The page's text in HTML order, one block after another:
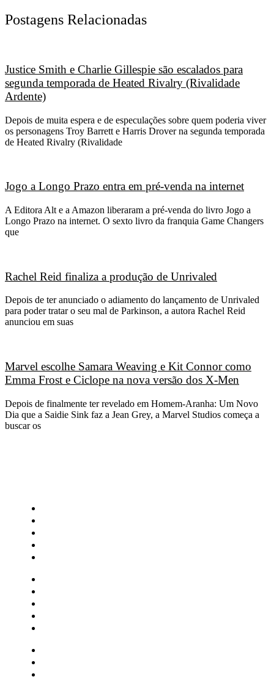
Postagens Relacionadas
Justice Smith e Charlie Gillespie são escalados para
segunda temporada de Heated Rivalry (Rivalidade
Ardente)
Depois de muita espera e de especulações sobre quem poderia viver
os personagens Troy Barrett e Harris Drover na segunda temporada
de Heated Rivalry (Rivalidade
Jogo a Longo Prazo entra em pré-venda na internet
A Editora Alt e a Amazon liberaram a pré-venda do livro Jogo a
Longo Prazo na internet. O sexto livro da franquia Game Changers
que
Rachel Reid finaliza a produção de Unrivaled
Depois de ter anunciado o adiamento do lançamento de Unrivaled
para poder tratar o seu mal de Parkinson, a autora Rachel Reid
anunciou em suas
Marvel escolhe Samara Weaving e Kit Connor como
Emma Frost e Ciclope na nova versão dos X-Men
Depois de finalmente ter revelado em Homem-Aranha: Um Novo
Dia que a Saidie Sink faz a Jean Grey, a Marvel Studios começa a
buscar os